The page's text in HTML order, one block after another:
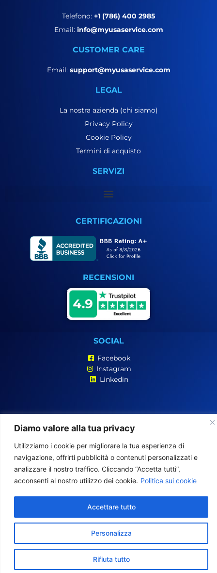
Diamo valore alla tua privacy
Utilizziamo i cookie per migliorare la tua esperienza di
navigazione, offrirti pubblicità o contenuti personalizzati e
analizzare il nostro traffico. Cliccando “Accetta tutti”,
acconsenti al nostro utilizzo dei cookie. Politica sui cookie
Personalizza
Rifiuta tutto
Accettare tutto
Telefono: +1 (786) 400 2985
Email: info@myusaservice.com
CUSTOMER CARE
Email: support@myusaservice.com
LEGAL
La nostra azienda (chi siamo)
Privacy Policy
Cookie Policy
Termini di acquisto
SERVIZI
CERTIFICAZIONI
RECENSIONI
SOCIAL
Facebook
Instagram
Linkedin
MyUSAServiceNON è uno studio legale eNON
legale. L’uso dei nostri prodotti e servizi è regolato dai nostriTermini di
Servizioe dallaInformativa sulla Privacy.
MyUSAService è un marchio registrato. Business 5.0 LLC |
2125 Biscayne Blvd Suite 207, Miami, FL 33137, United States